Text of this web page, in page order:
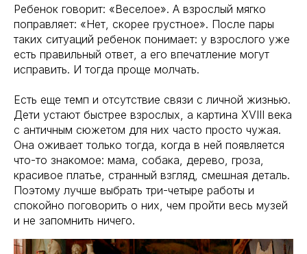
Ребенок говорит: «Веселое». А взрослый мягко
поправляет: «Нет, скорее грустное». После пары
таких ситуаций ребенок понимает: у взрослого уже
есть правильный ответ, а его впечатление могут
исправить. И тогда проще молчать.
Есть еще темп и отсутствие связи с личной жизнью.
Дети устают быстрее взрослых, а картина XVIII века
с античным сюжетом для них часто просто чужая.
Она оживает только тогда, когда в ней появляется
что-то знакомое: мама, собака, дерево, гроза,
красивое платье, странный взгляд, смешная деталь.
Поэтому лучше выбрать три-четыре работы и
спокойно поговорить о них, чем пройти весь музей
и не запомнить ничего.